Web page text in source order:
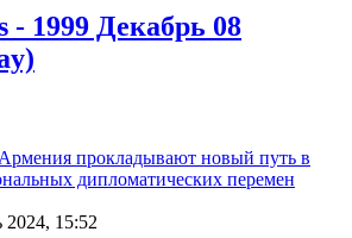
- 1999 Декабрь 08
2024, 15:52